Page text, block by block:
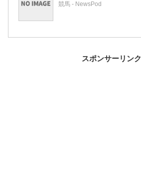
競馬 - NewsPod
スポンサーリンク